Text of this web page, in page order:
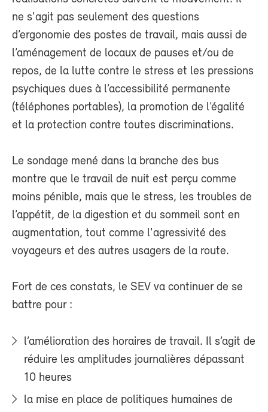
ne s'agit pas seulement des questions
d’ergonomie des postes de travail, mais aussi de
l’aménagement de locaux de pauses et/ou de
repos, de la lutte contre le stress et les pressions
psychiques dues à l’accessibilité permanente
(téléphones portables), la promotion de l’égalité
et la protection contre toutes discriminations.
Le sondage mené dans la branche des bus
montre que le travail de nuit est perçu comme
moins pénible, mais que le stress, les troubles de
l’appétit, de la digestion et du sommeil sont en
augmentation, tout comme l'agressivité des
voyageurs et des autres usagers de la route.
Fort de ces constats, le SEV va continuer de se
battre pour :
l’amélioration des horaires de travail. Il s’agit de
réduire les amplitudes journalières dépassant
10 heures
la mise en place de politiques humaines de